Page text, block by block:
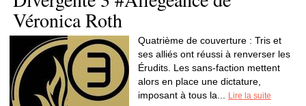
Véronica Roth
Quatrième de couverture : Tris et
ses alliés ont réussi à renverser les
Érudits. Les sans-faction mettent
alors en place une dictature,
imposant à tous la...
Lire la suite